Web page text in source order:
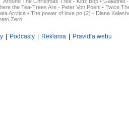
the Tea-Trees Are - Peter Von Poehl • Twice
Arctica • The power of love po (2) - Diana
Zero
Podcasty Reklama Pravidla webu